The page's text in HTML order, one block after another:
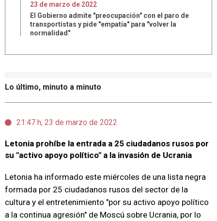
Lo último, minuto a minuto
21:47 h, 23 de marzo de 2022
Letonia prohíbe la entrada a 25 ciudadanos rusos por
su "activo apoyo político" a la invasión de Ucrania
Letonia ha informado este miércoles de una lista negra
formada por 25 ciudadanos rusos del sector de la
cultura y el entretenimiento "por su activo apoyo político
a la continua agresión" de Moscú sobre Ucrania, por lo
23 de marzo de 2022
El Gobierno admite "preocupación" con el paro de
transportistas y pide "empatía" para "volver la
normalidad"